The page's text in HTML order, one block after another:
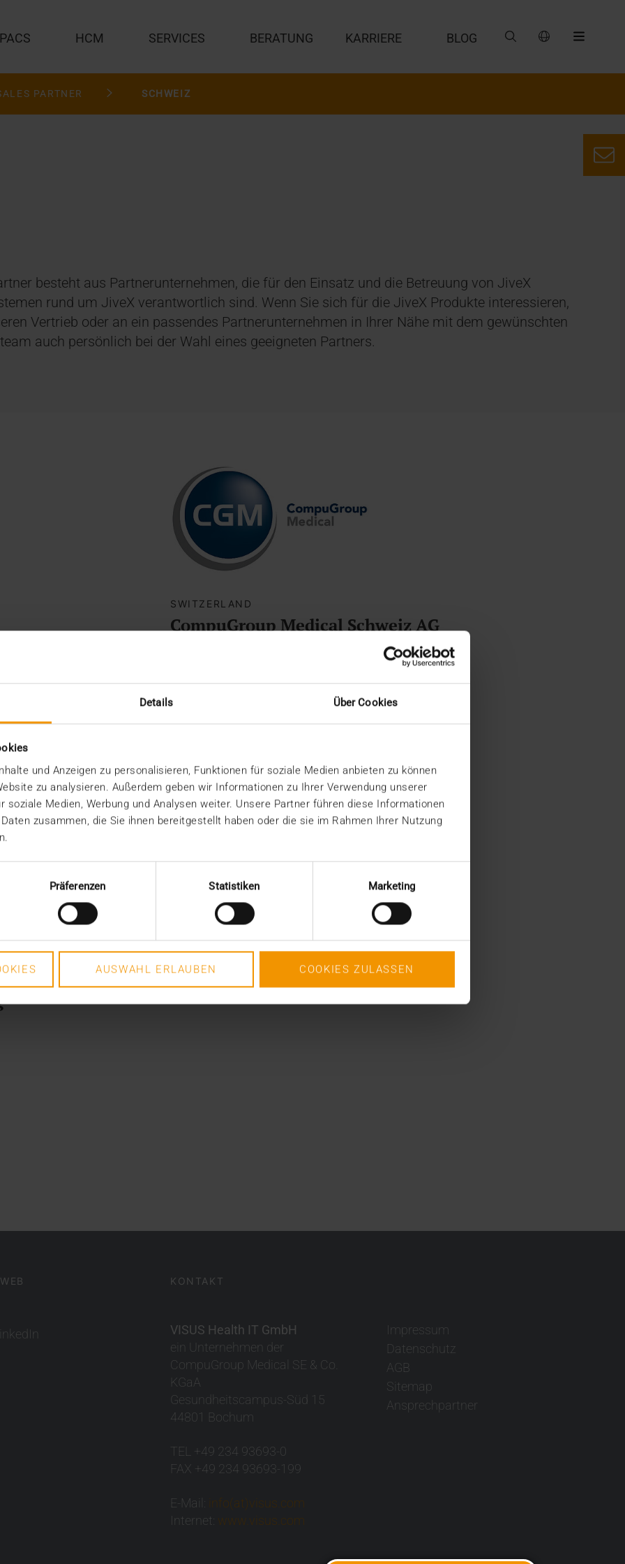
Details Über Cookies
und Anzeigen zu personalisieren, Funktionen für soziale Medien anbieten zu können
zu analysieren. Außerdem geben wir Informationen zu Ihrer Verwendung unserer
soziale Medien, Werbung und Analysen weiter. Unsere Partner führen diese Informationen
zusammen, die Sie ihnen bereitgestellt haben oder die sie im Rahmen Ihrer Nutzung
Präferenzen Statistiken Marketing
AUSWAHL ERLAUBEN COOKIES ZULASSEN
PACS HCM SERVICES BERATUNG KARRIERE BLOG
PARTNER SCHWEIZ
besteht aus Partnerunternehmen, die für den Einsatz und die Betreuung von JiveX
rund um JiveX verantwortlich sind. Wenn Sie sich für die JiveX Produkte interessieren,
Vertrieb oder an ein passendes Partnerunternehmen in Ihrer Nähe mit dem gewünschten
auch persönlich bei der Wahl eines geeigneten Partners.
SWITZERLAND
CompuGroup Medical Schweiz AG
TEL: +41 31 924 21 21
Website:www.cgm.com
E-Mail: info.ch(at)cgm.com
KONTAKT
VISUS Health IT GmbH
ein Unternehmen der
CompuGroup Medical SE & Co.
KGaA
Gesundheitscampus-Süd 15
44801 Bochum
TEL +49 234 93693-0
FAX +49 234 93693-199
E-Mail: info(at)visus.com
Internet: www.visus.com
Impressum
Datenschutz
AGB
Sitemap
Ansprechpartner